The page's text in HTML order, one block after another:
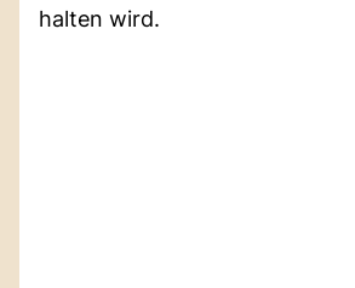
halten wird.